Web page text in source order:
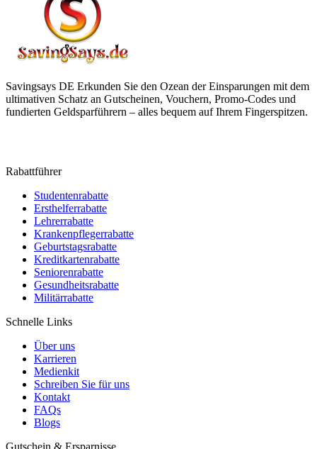
Savingsays DE Erkunden Sie den Ozean der Einsparungen mit dem
ultimativen Schatz an Gutscheinen, Vouchern, Promo-Codes und
fundierten Geldsparführern – alles bequem auf Ihrem Fingerspitzen.
Rabattführer
Studentenrabatte
Ersthelferrabatte
Lehrerrabatte
Krankenpflegerrabatte
Geburtstagsrabatte
Kreditkartenrabatte
Seniorenrabatte
Gesundheitsrabatte
Militärrabatte
Schnelle Links
Über uns
Karrieren
Medienkit
Schreiben Sie für uns
Kontakt
FAQs
Blogs
Gutschein & Ersparnisse